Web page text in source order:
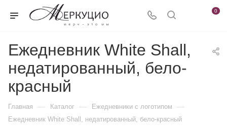
0
Ежедневник White Shall,
недатированный, бело-
красный
Главная — Каталог — Ежедневники c логотипом —
Ежедневник White Shall, недатированный, бело-красный